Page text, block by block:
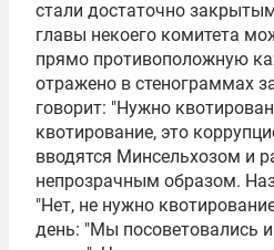
стали достаточно
главы некоего комитета
прямо противоположную
отражено в стенограммах
говорит: "Нужно
квотирование, это
вводятся Минсельхозом и
непрозрачным образом.
"Нет, не нужно
день: "Мы посоветовались